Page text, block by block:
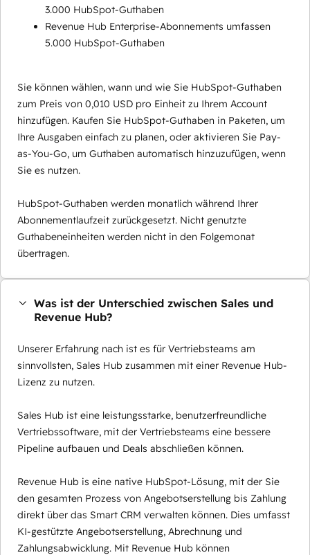
3.000 HubSpot-Guthaben
Revenue Hub Enterprise-Abonnements umfassen
5.000 HubSpot-Guthaben
Sie können wählen, wann und wie Sie HubSpot-Guthaben
zum Preis von 0,010 USD pro Einheit zu Ihrem Account
hinzufügen. Kaufen Sie HubSpot-Guthaben in Paketen, um
Ihre Ausgaben einfach zu planen, oder aktivieren Sie Pay-
as-You-Go, um Guthaben automatisch hinzuzufügen, wenn
Sie es nutzen.
HubSpot-Guthaben werden monatlich während Ihrer
Abonnementlaufzeit zurückgesetzt. Nicht genutzte
Guthabeneinheiten werden nicht in den Folgemonat
übertragen.
Was ist der Unterschied zwischen Sales und
Revenue Hub?
Unserer Erfahrung nach ist es für Vertriebsteams am
sinnvollsten, Sales Hub zusammen mit einer Revenue Hub-
Lizenz zu nutzen.
Sales Hub ist eine leistungsstarke, benutzerfreundliche
Vertriebssoftware, mit der Vertriebsteams eine bessere
Pipeline aufbauen und Deals abschließen können.
Revenue Hub is eine native HubSpot-Lösung, mit der Sie
den gesamten Prozess von Angebotserstellung bis Zahlung
direkt über das Smart CRM verwalten können. Dies umfasst
KI-gestützte Angebotserstellung, Abrechnung und
Zahlungsabwicklung. Mit Revenue Hub können